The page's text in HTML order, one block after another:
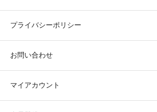
プライバシーポリシー
お問い合わせ
マイアカウント